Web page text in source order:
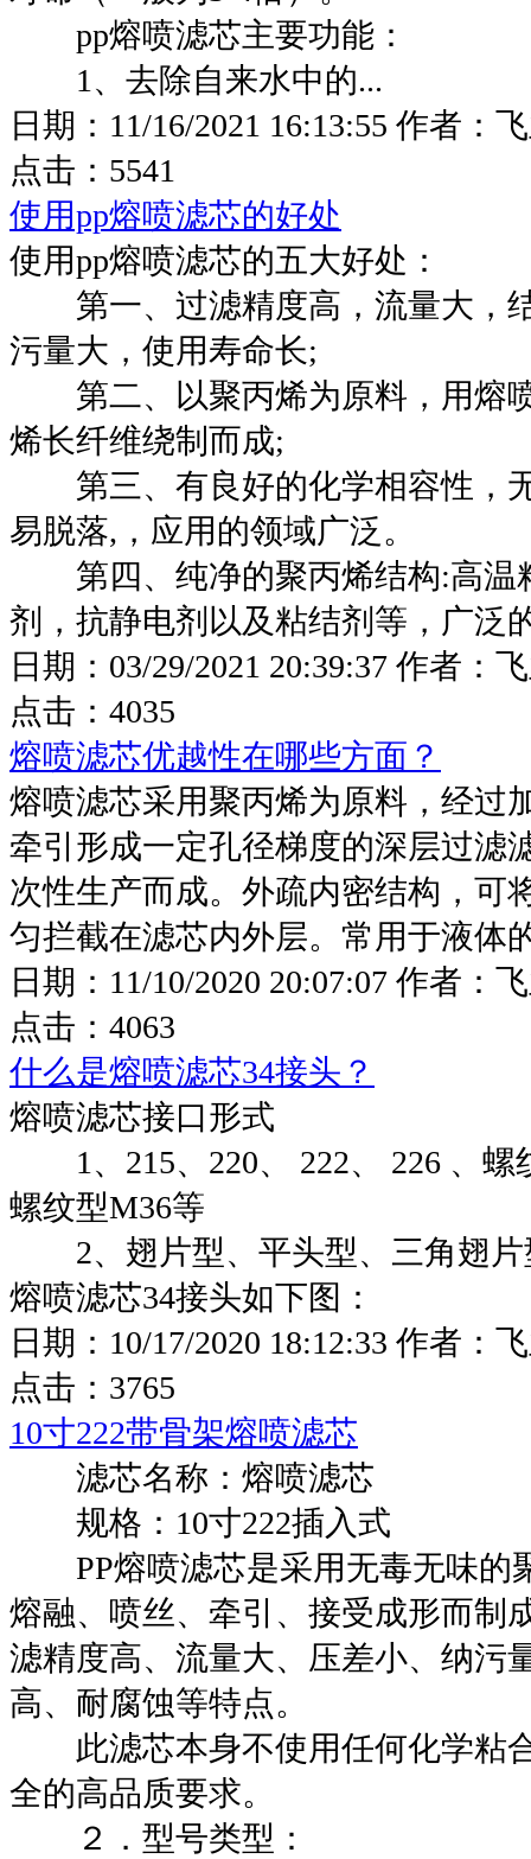
pp熔喷滤芯主要功能：
1、去除自来水中的...
日期： 11/16/2021 16:13:55 作者：
点击： 5541
使用pp熔喷滤芯的好处
使用pp熔喷滤芯的五大好处：
第一、过滤精度高，流量大，
污量大，使用寿命长;
第二、以聚丙烯为原料，用熔
烯长纤维绕制而成;
第三、有良好的化学相容性，
易脱落,，应用的领域广泛。
第四、纯净的聚丙烯结构:高温
剂，抗静电剂以及粘结剂等，广泛
日期： 03/29/2021 20:39:37 作者：
点击： 4035
熔喷滤芯优越性在哪些方面？
熔喷滤芯采用聚丙烯为原料，经过
牵引形成一定孔径梯度的深层过滤
次性生产而成。外疏内密结构，可
匀拦截在滤芯内外层。常用于液体
日期： 11/10/2020 20:07:07 作者：
点击： 4063
什么是熔喷滤芯34接头？
熔喷滤芯接口形式
1、215、220、 222、 226 、螺
螺纹型M36等
2、翅片型、平头型、三角翅片
熔喷滤芯34接头如下图：
日期： 10/17/2020 18:12:33 作者：
点击： 3765
10寸222带骨架熔喷滤芯
滤芯名称：熔喷滤芯
规格：10寸222插入式
PP熔喷滤芯是采用无毒无味的
熔融、喷丝、牵引、接受成形而制
滤精度高、流量大、压差小、纳污
高、耐腐蚀等特点。
此滤芯本身不使用任何化学粘
全的高品质要求。
２．型号类型：